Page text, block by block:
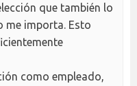
que también lo
me importa. Esto
como empleado,